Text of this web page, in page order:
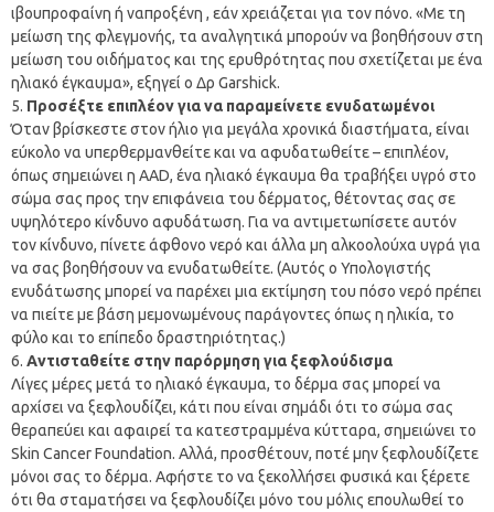
ιβουπροφαίνη ή ναπροξένη , εάν χρειάζεται για τον πόνο. «Με τη
μείωση της φλεγμονής, τα αναλγητικά μπορούν να βοηθήσουν στη
μείωση του οιδήματος και της ερυθρότητας που σχετίζεται με ένα
ηλιακό έγκαυμα», εξηγεί ο Δρ Garshick.
Προσέξτε επιπλέον για να παραμείνετε ενυδατωμένοι
Όταν βρίσκεστε στον ήλιο για μεγάλα χρονικά διαστήματα, είναι
εύκολο να υπερθερμανθείτε και να αφυδατωθείτε – επιπλέον,
όπως σημειώνει η AAD, ένα ηλιακό έγκαυμα θα τραβήξει υγρό στο
σώμα σας προς την επιφάνεια του δέρματος, θέτοντας σας σε
υψηλότερο κίνδυνο αφυδάτωση. Για να αντιμετωπίσετε αυτόν
τον κίνδυνο, πίνετε άφθονο νερό και άλλα μη αλκοολούχα υγρά για
να σας βοηθήσουν να ενυδατωθείτε. (Αυτός ο Υπολογιστής
ενυδάτωσης μπορεί να παρέχει μια εκτίμηση του πόσο νερό πρέπει
να πιείτε με βάση μεμονωμένους παράγοντες όπως η ηλικία, το
φύλο και το επίπεδο δραστηριότητας.)
Αντισταθείτε στην παρόρμηση για ξεφλούδισμα
Λίγες μέρες μετά το ηλιακό έγκαυμα, το δέρμα σας μπορεί να
αρχίσει να ξεφλουδίζει, κάτι που είναι σημάδι ότι το σώμα σας
θεραπεύει και αφαιρεί τα κατεστραμμένα κύτταρα, σημειώνει το
Skin Cancer Foundation. Αλλά, προσθέτουν, ποτέ μην ξεφλουδίζετε
μόνοι σας το δέρμα. Αφήστε το να ξεκολλήσει φυσικά και ξέρετε
ότι θα σταματήσει να ξεφλουδίζει μόνο του μόλις επουλωθεί το